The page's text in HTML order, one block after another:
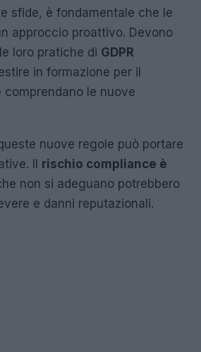
sfide, è fondamentale che le
approccio proattivo. Devono
loro pratiche di GDPR
in formazione per il
comprendano le nuove
nuove regole può portare
Il rischio compliance è
non si adeguano potrebbero
e danni reputazionali.